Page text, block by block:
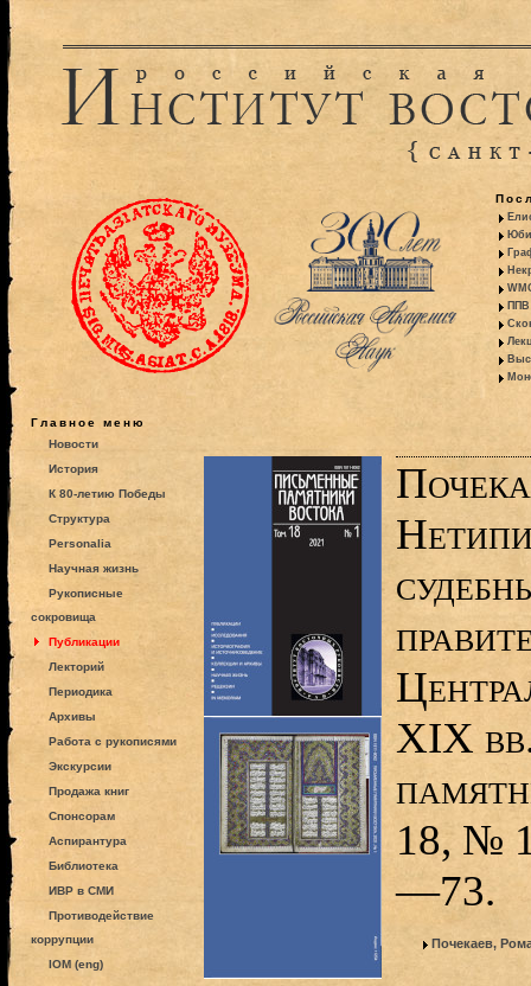
ППВ
Главное меню
Новости
История
К 80-летию Победы
Структура
Personalia
Научная жизнь
Рукописные
сокровища
Публикации
Лекторий
Периодика
Архивы
Работа с рукописями
Экскурсии
Продажа книг
Спонсорам
Аспирантура
Библиотека
ИВР в СМИ
Противодействие
коррупции
IOM (eng)
XIX
18, №
—73.
Почекаев,